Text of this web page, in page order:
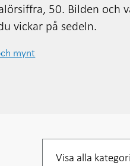
50. Bilden och
vickar på sedeln.
mynt
per